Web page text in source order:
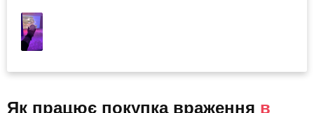
Як працює покупка враження в